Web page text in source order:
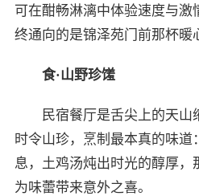
可在酣畅淋漓中体验速度与
终通向的是锦泽苑门前那杯暖
食·山野珍馐
民宿餐厅是舌尖上的天山
时令山珍，烹制最本真的味道
息，土鸡汤炖出时光的醇厚，
为味蕾带来意外之喜。